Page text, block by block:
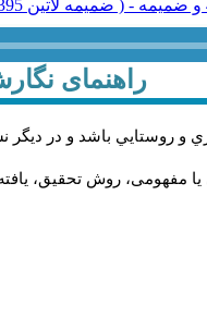
راهنمای
و روستايي باشد و در
روش تحقیق،